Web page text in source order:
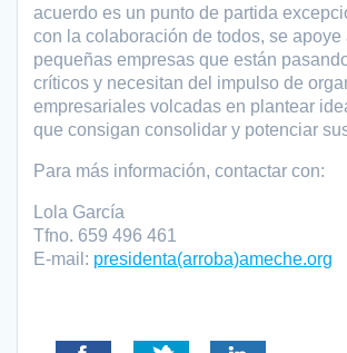
acuerdo es un punto de partida
con la colaboración de todos, se apoye
pequeñas empresas que están
críticos y necesitan del impulso de
empresariales volcadas en plantear
que consigan consolidar y potenciar
Para más información, contactar con:
Lola García
Tfno. 659 496 461
E-mail: presidenta(arroba)ameche.org